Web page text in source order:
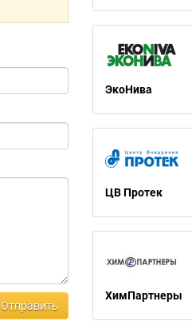
Отправить
ЭкоНива
ЦВ Протек
ХимПартнеры